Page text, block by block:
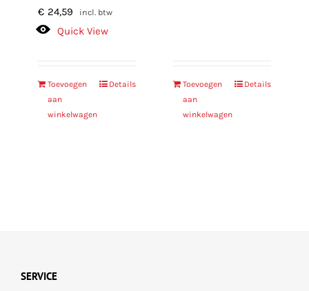
€ 24,59 incl. btw
Quick View
Toevoegen
aan
winkelwagen
Details
Toevoegen
aan
winkelwagen
Details
SERVICE